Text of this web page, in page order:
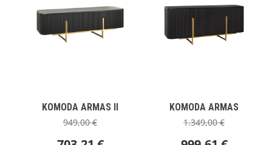
KOMODA ARMAS II
949,00€
KOMODA ARMAS
1.349,00€